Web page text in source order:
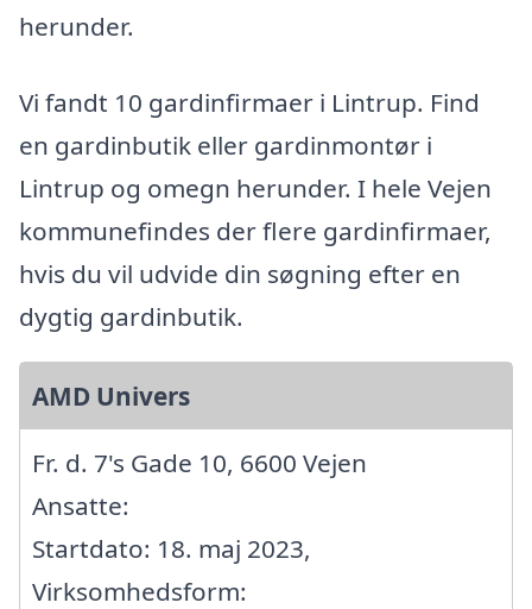
herunder.
Vi fandt 10 gardinfirmaer i Lintrup. Find
en gardinbutik eller gardinmontør i
Lintrup og omegn herunder. I hele Vejen
kommunefindes der flere gardinfirmaer,
hvis du vil udvide din søgning efter en
dygtig gardinbutik.
AMD Univers
Fr. d. 7's Gade 10, 6600 Vejen
Ansatte:
Startdato: 18. maj 2023,
Virksomhedsform: